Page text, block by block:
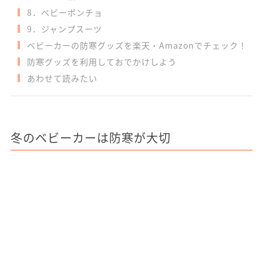
8．ベビーポンチョ
9．ジャンプスーツ
ベビーカーの防寒グッズを楽天・Amazonでチェック！
防寒グッズを利用しておでかけしよう
あわせて読みたい
冬のベビーカーは防寒が大切